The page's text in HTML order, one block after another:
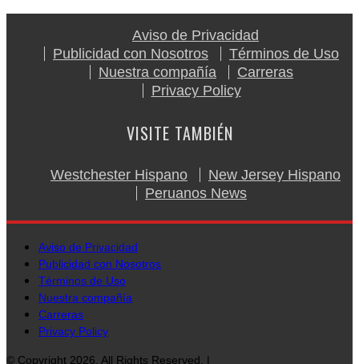
Aviso de Privacidad
Publicidad con Nosotros
Términos de Uso
Nuestra compañía
Carreras
Privacy Policy
VISITE TAMBIÉN
Westchester Hispano
New Jersey Hispano
Peruanos News
Aviso de Privacidad
Publicidad con Nosotros
Términos de Uso
Nuestra compañía
Carreras
Privacy Policy
© Copyright 2026, All Rights Reserved. |